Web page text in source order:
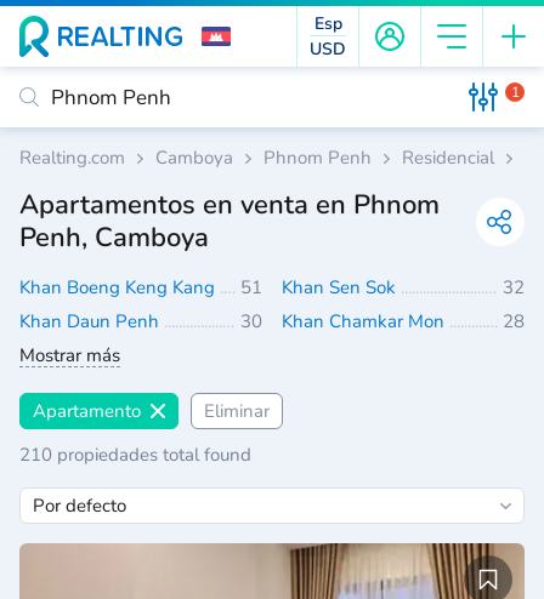
Esp
USD
1
Realting.com Camboya Phnom Penh Residencial
Apartamentos en venta en Phnom
Penh, Camboya
Khan Boeng Keng Kang 51 Khan Sen Sok
32
Khan Daun Penh
30 Khan Chamkar Mon
28
Mostrar más
Apartamento
Eliminar
210 propiedades total found